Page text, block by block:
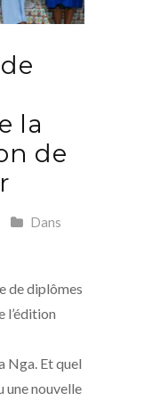
la
de
Dans
de diplômes
l’édition
Nga. Et quel
une nouvelle